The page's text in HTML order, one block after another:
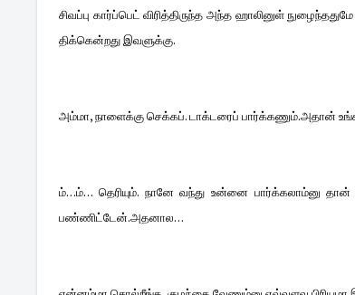
சிவப்பு கார்ப்பெட் விரித்திருந்த அந்த ஹாலினுள்
திக்கென்றது இவளுக்கு.
அம்மா, நாளைக்கு செக்கப். டாக்டரைப் பார்க்கணும்.அதான்
ம்…ம்… தெரியும். நானே வந்து உன்னை பார்க்கலாம்னு
பண்ணிட்டேன்.அதனால…